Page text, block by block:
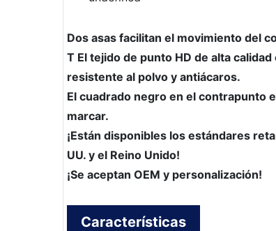
Dos asas facilitan el movimiento del
TEl tejido de punto HD de alta
resistente al polvo y antiácaros.
El cuadrado negro en el contrapunto
marcar.
¡Están disponibles los estándares
UU. y el Reino Unido!
¡Se aceptan OEM y personalización!
Características